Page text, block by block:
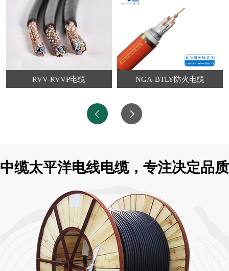
RVV-RVVP电缆 NGA-BTLY防火电缆
中缆太平洋电线电缆，专注决定品质